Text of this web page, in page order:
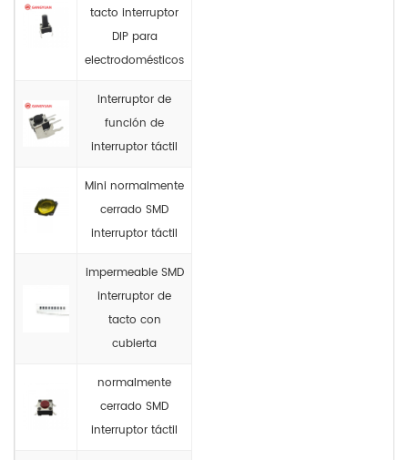
tacto interruptor
DIP para
electrodomésticos
Interruptor de
función de
interruptor táctil
Mini normalmente
cerrado SMD
interruptor táctil
impermeable SMD
interruptor de
tacto con
cubierta
normalmente
cerrado SMD
interruptor táctil